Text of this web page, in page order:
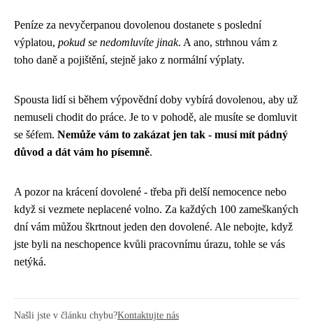
Peníze za nevyčerpanou dovolenou dostanete s poslední
výplatou, pokud se nedomluvíte jinak. A ano, strhnou vám z
toho daně a pojištění, stejně jako z normální výplaty.
Spousta lidí si během výpovědní doby vybírá dovolenou, aby už
nemuseli chodit do práce. Je to v pohodě, ale musíte se domluvit
se šéfem. Nemůže vám to zakázat jen tak - musí mít pádný
důvod a dát vám ho písemně.
A pozor na krácení dovolené - třeba při delší nemocence nebo
když si vezmete neplacené volno. Za každých 100 zameškaných
dní vám můžou škrtnout jeden den dovolené. Ale nebojte, když
jste byli na neschopence kvůli pracovnímu úrazu, tohle se vás
netýká.
Našli jste v článku chybu?Kontaktujte nás